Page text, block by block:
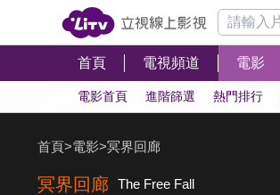
首頁 電視頻道 電影
電影首頁 進階篩選 熱門排行
首頁>電影>冥界回廊
冥界回廊 The Free Fall